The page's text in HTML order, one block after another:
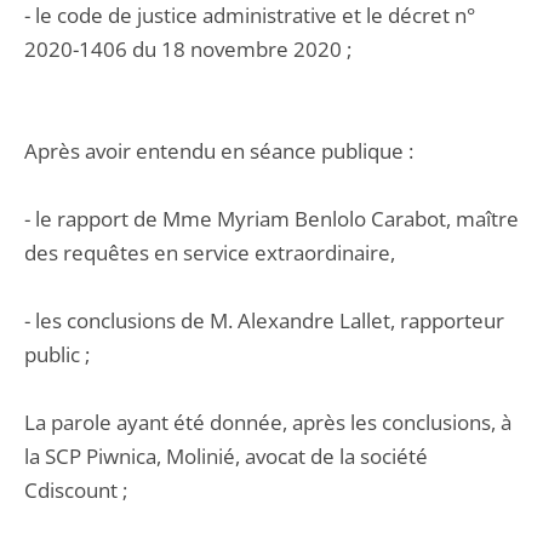
- le code de justice administrative et le décret n°
2020-1406 du 18 novembre 2020 ;
Après avoir entendu en séance publique :
- le rapport de Mme Myriam Benlolo Carabot, maître
des requêtes en service extraordinaire,
- les conclusions de M. Alexandre Lallet, rapporteur
public ;
La parole ayant été donnée, après les conclusions, à
la SCP Piwnica, Molinié, avocat de la société
Cdiscount ;